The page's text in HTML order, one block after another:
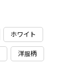
ホワイト
洋服柄